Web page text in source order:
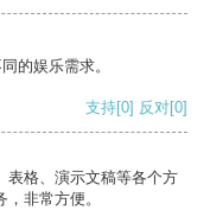
的娱乐需求。
支持[0] 反对[0]
表格、演示文稿等各个方
非常方便。